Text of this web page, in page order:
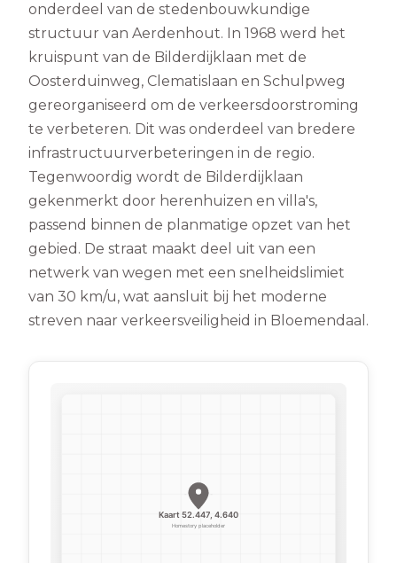
onderdeel van de stedenbouwkundige
structuur van Aerdenhout. In 1968 werd het
kruispunt van de Bilderdijklaan met de
Oosterduinweg, Clematislaan en Schulpweg
gereorganiseerd om de verkeersdoorstroming
te verbeteren. Dit was onderdeel van bredere
infrastructuurverbeteringen in de regio.
Tegenwoordig wordt de Bilderdijklaan
gekenmerkt door herenhuizen en villa's,
passend binnen de planmatige opzet van het
gebied. De straat maakt deel uit van een
netwerk van wegen met een snelheidslimiet
van 30 km/u, wat aansluit bij het moderne
streven naar verkeersveiligheid in Bloemendaal.